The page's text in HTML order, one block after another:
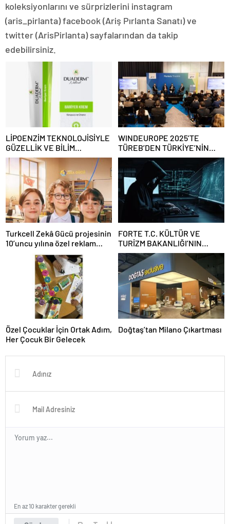
koleksiyonlarını ve sürprizlerini instagram
(aris_pirlanta) facebook (Ariş Pırlanta Sanatı) ve
twitter (ArisPirlanta) sayfalarından da takip
edebilirsiniz.
LİPOENZİM TEKNOLOJİSİYLE
GÜZELLİK VE BİLİM
BULUŞUYOR
WINDEUROPE 2025’TE
TÜREB’DEN TÜRKİYE’NİN
RÜZGAR SEKTÖRÜNE
YÖNELİK GÜÇLÜ ÇAĞRI
Turkcell Zekâ Gücü projesinin
10’uncu yılına özel reklam
filmi yayında
FORTE T.C. KÜLTÜR VE
TURİZM BAKANLIĞI’NIN
SİBER GÜVENLİĞİ İÇİN STM
İLE İŞ BİRLİĞİ YAPTI
Özel Çocuklar İçin Ortak Adım,
Her Çocuk Bir Gelecek
Doğtaş’tan Milano Çıkartması
En az 10 karakter gerekli